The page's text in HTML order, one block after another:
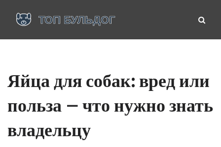
Яйца для собак: вред или
польза — что нужно знать
владельцу